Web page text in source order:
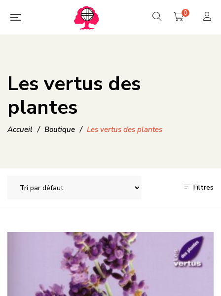
0
Les vertus des
plantes
Accueil / Boutique / Les vertus des plantes
Filtres